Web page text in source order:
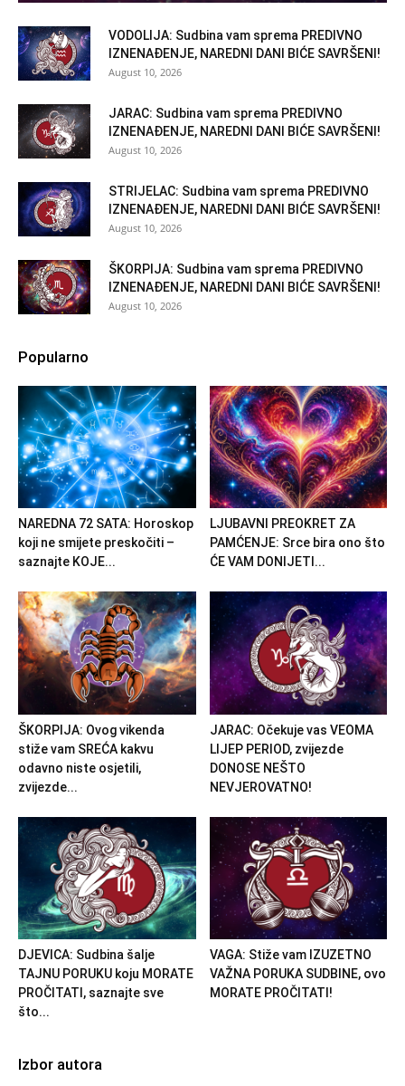
VODOLIJA: Sudbina vam sprema PREDIVNO
IZNENAĐENJE, NAREDNI DANI BIĆE SAVRŠENI!
August 10, 2026
JARAC: Sudbina vam sprema PREDIVNO
IZNENAĐENJE, NAREDNI DANI BIĆE SAVRŠENI!
August 10, 2026
STRIJELAC: Sudbina vam sprema PREDIVNO
IZNENAĐENJE, NAREDNI DANI BIĆE SAVRŠENI!
August 10, 2026
ŠKORPIJA: Sudbina vam sprema PREDIVNO
IZNENAĐENJE, NAREDNI DANI BIĆE SAVRŠENI!
August 10, 2026
Popularno
NAREDNA 72 SATA: Horoskop
koji ne smijete preskočiti –
saznajte KOJE...
LJUBAVNI PREOKRET ZA
PAMĆENJE: Srce bira ono što
ĆE VAM DONIJETI...
ŠKORPIJA: Ovog vikenda
stiže vam SREĆA kakvu
odavno niste osjetili,
zvijezde...
JARAC: Očekuje vas VEOMA
LIJEP PERIOD, zvijezde
DONOSE NEŠTO
NEVJEROVATNO!
DJEVICA: Sudbina šalje
TAJNU PORUKU koju MORATE
PROČITATI, saznajte sve
što...
VAGA: Stiže vam IZUZETNO
VAŽNA PORUKA SUDBINE, ovo
MORATE PROČITATI!
Izbor autora